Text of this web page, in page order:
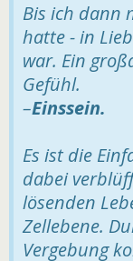
Bis ich dann
hatte - in
war. Ein
Gefühl.
–Einssein.
Es ist die
dabei
lösenden
Zellebene.
Vergebung